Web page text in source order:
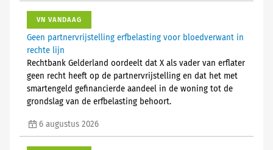
VN VANDAAG
Geen partnervrijstelling erfbelasting voor bloedverwant in
rechte lijn
Rechtbank Gelderland oordeelt dat X als vader van erflater
geen recht heeft op de partnervrijstelling en dat het met
smartengeld gefinancierde aandeel in de woning tot de
grondslag van de erfbelasting behoort.
6 augustus 2026